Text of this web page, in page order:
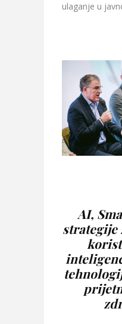
ulaganje u
AI,
strategije